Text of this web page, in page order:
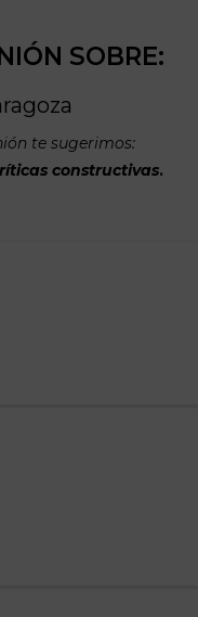
SOBRE:
te sugerimos:
constructivas.